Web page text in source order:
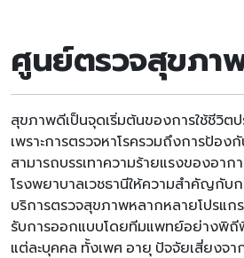
ศูนย์ตรวจสุขภา
สุขภาพดีเป็นจุดเริ่มต้นของการใช้ชีวิต
เพราะการตรวจหาโรครวมถึงการป้อง
สามารถบรรเทาความร้ายแรงของอาก
โรงพยาบาลเวชธานีให้ความสำคัญกับ
บริการตรวจสุขภาพหลากหลายโปรแก
รับการออกแบบโดยทีมแพทย์อย่างพิถี
แต่ละบุคคล ทั้งเพศ อายุ ปัจจัยเสี่ยงจ